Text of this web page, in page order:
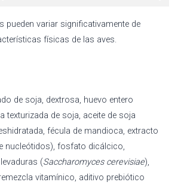
pueden variar significativamente de
físicas de las aves.
de soja, dextrosa, huevo entero
texturizada de soja, aceite de soja
fécula de mandioca, extracto
nucleótidos), fosfato dicálcico,
(Saccharomyces cerevisiae),
vitamínico, aditivo prebiótico